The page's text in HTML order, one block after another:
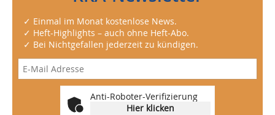
✓ Einmal im Monat kostenlose News.
✓ Heft-Highlights – auch ohne Heft-Abo.
✓ Bei Nichtgefallen jederzeit zu kündigen.
Anti-Roboter-Verifizierung
Hier klicken